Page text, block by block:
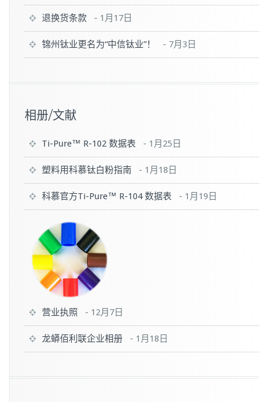
退换货条款 - 1月17日
锦州钛业更名为“中信钛业”！ - 7月3日
相册/文献
Ti-Pure™ R-102 数据表 - 1月25日
塑料用科慕钛白粉指南 - 1月18日
科慕官方Ti-Pure™ R-104 数据表 - 1月19日
营业执照 - 12月7日
龙蟒佰利联企业相册 - 1月18日